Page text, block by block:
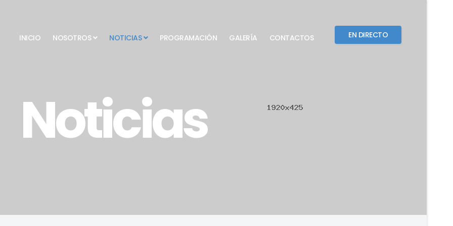
EN DIRECTO
INICIO NOSOTROS NOTICIAS PROGRAMACIÓN GALERÍA CONTACTOS
Noticias